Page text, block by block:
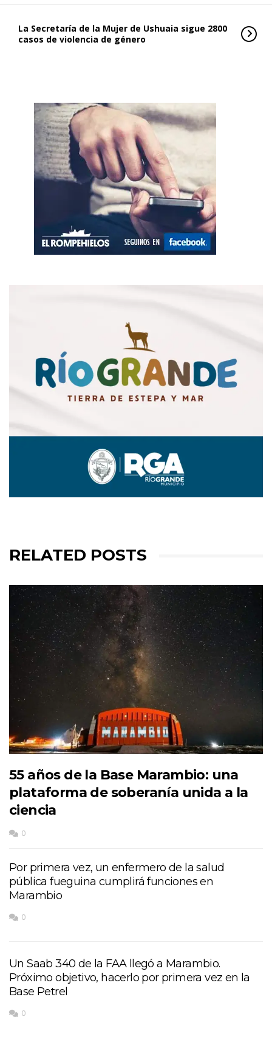
La Secretaría de la Mujer de Ushuaia sigue 2800
casos de violencia de género
RELATED POSTS
55 años de la Base Marambio: una
plataforma de soberanía unida a la
ciencia
0
Por primera vez, un enfermero de la salud
pública fueguina cumplirá funciones en
Marambio
0
Un Saab 340 de la FAA llegó a Marambio.
Próximo objetivo, hacerlo por primera vez en la
Base Petrel
0